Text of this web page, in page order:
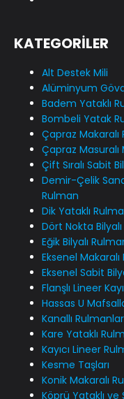
KATEGORİLER
Alt Destek Mili
Alüminyum
Badem Yataklı
Bombeli Yatak
Çapraz Makaralı
Çapraz Masuralı
Çift Sıralı Sabit
Demir-Çelik
Rulman
Dik Yataklı
Dört Nokta
Eğik Bilyalı
Eksenel
Eksenel Sabit
Flanşlı Lineer
Hassas U
Kanallı Rulmanlar
Kare Yataklı
Kayıcı Lineer
Kesme Taşları
Konik Makaralı
Köprü Yataklı